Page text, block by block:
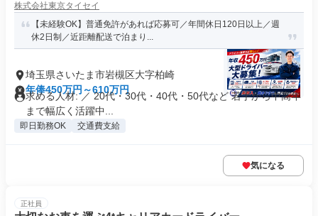
株式会社東京タイセイ
【未経験OK】普通免許があれば応募可／年間休日120日以上／週
休2日制／近距離配送で泊まり...
埼玉県さいたま市岩槻区大字柏崎
年俸450万円～610万円
求める人材: ／ 20代・30代・40代・50代など 若手から中高年
まで幅広く活躍中...
即日勤務OK 交通費支給
気になる
正社員